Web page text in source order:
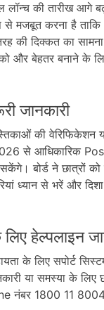
लॉन्च की तारीख आगे
से मजबूत करना है
की दिक्कत का
और बेहतर बनाने के
जानकारी
की वेरिफिकेशन
से आधिकारिक
बोर्ड ने छात्रों
ध्यान से भरें और
हेल्पलाइन
के लिए सपोर्ट
या समस्या के
नंबर 1800 11